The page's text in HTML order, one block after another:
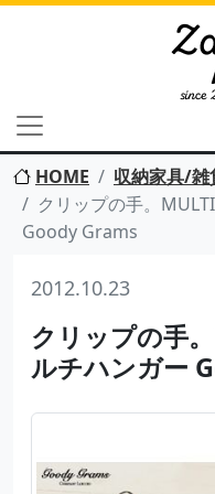
HOME
収納家具/雑
クリップの手。
Goody Grams
2012.10.23
クリップの手
ルチハンガー